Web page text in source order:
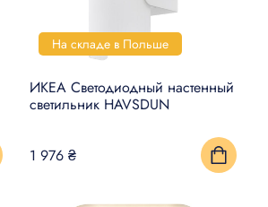
На складе в Польше
ИКЕА Светодиодный настенный
светильник HAVSDUN
1 976 ₴